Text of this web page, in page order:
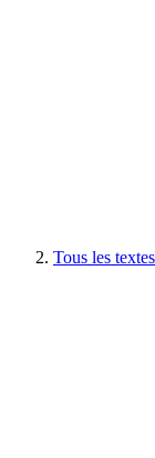
Tous les textes